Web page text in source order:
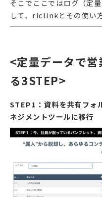
そこでここではログ（定
して、riclinkとその使い
<定量データで
る3STEP>
STEP1：資料を共有フォ
ネジメントツールに移行